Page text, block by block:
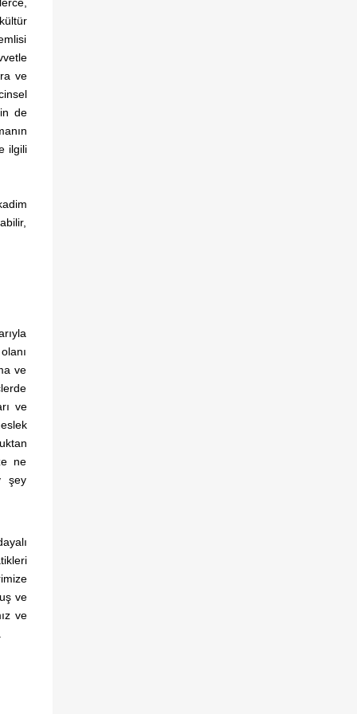
ve
de
ilgili
ve
ve
ne
şey
ve
ve